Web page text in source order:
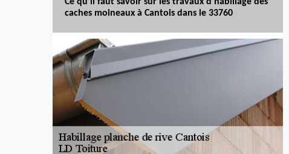
caches moineaux à Cantois dans le 33760